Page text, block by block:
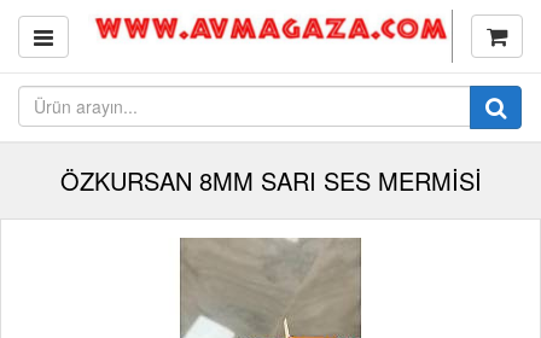
ÖZKURSAN 8MM SARI SES MERMİSİ